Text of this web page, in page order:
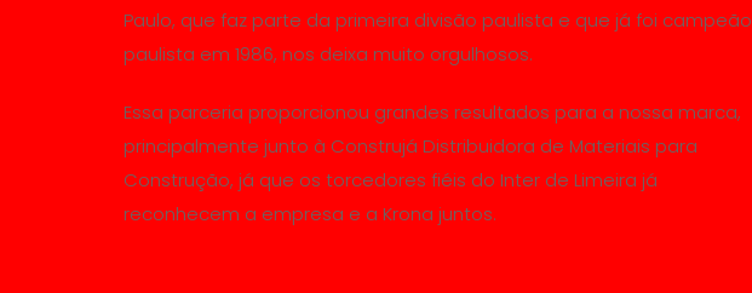
Paulo, que faz parte da primeira divisão paulista e que já foi campeão
paulista em 1986, nos deixa muito orgulhosos.
Essa parceria proporcionou grandes resultados para a nossa marca,
principalmente junto à Construjá Distribuidora de Materiais para
Construção, já que os torcedores fiéis do Inter de Limeira já
reconhecem a empresa e a Krona juntos.